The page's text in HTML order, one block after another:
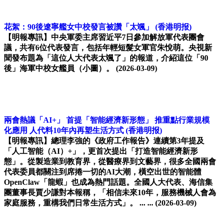
花絮：90後遼寧艦女中校發言被讚「太颯」
(香港明报)
【明報專訊】中央軍委主席習近平7日參加解放軍代表團會
議，共有6位代表發言，包括年輕短髮女軍官朱悅萌。央視新
聞發布題為「這位人大代表太颯了」的報道，介紹這位「90
後」海軍中校女艦員（小圖）。
(2026-03-09)
兩會熱議「AI+」 首提「智能經濟新形態」 推重點行業規模
化應用 人代料10年內再塑生活方式 (香港明报)
【明報專訊】總理李強的《政府工作報告》連續第3年提及
「人工智能（AI）+」，更首次提出「打造智能經濟新形
態」。從製造業到教育界，從醫療界到文藝界，很多全國兩會
代表委員都關注到席捲一切的AI大潮，橫空出世的智能體
OpenClaw「龍蝦」也成為熱門話題。全國人大代表、海信集
團董事長賈少謙對本報稱，「相信未來10年，服務機械人會為
家庭服務，重構我們日常生活方式」。 ... ... (2026-03-09)